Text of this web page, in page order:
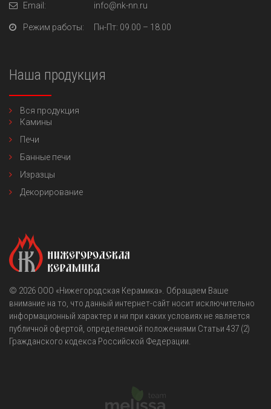
Email: info@nk-nn.ru
Режим работы: Пн-Пт: 09.00 – 18.00
Наша продукция
Вся продукция
Камины
Печи
Банные печи
Изразцы
Декорирование
© 2026 OOO «Нижегородская Керамика». Обращаем Ваше
внимание на то, что данный интернет-сайт носит исключительно
информационный характер и ни при каких условиях не является
публичной офертой, определяемой положениями Статьи 437 (2)
Гражданского кодекса Российской Федерации.